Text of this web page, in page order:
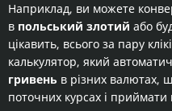
Наприклад, ви можете
в польський злотий або
цікавить, всього за пару
калькулятор, який
гривень в різних валютах,
поточних курсах і приймати